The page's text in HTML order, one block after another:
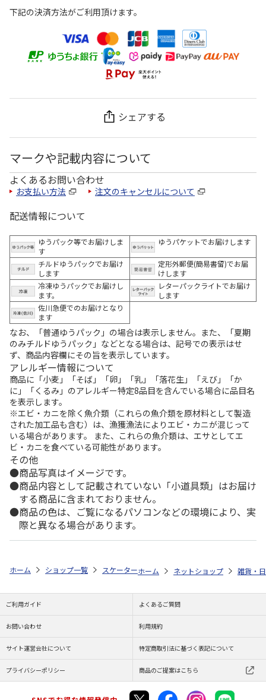
下記の決済方法がご利用頂けます。
シェアする
マークや記載内容について
よくあるお問い合わせ
お支払い方法 注文のキャンセルについて
配送情報について
ゆうパック等でお届けしま
す
ゆうパケットでお届けします
チルドゆうパックでお届け
します
定形外郵便(簡易書留)でお届
けします
冷凍ゆうパックでお届けし
ます。
レターパックライトでお届け
します
佐川急便でのお届けとなり
ます
なお、「普通ゆうパック」の場合は表示しません。また、「夏期
のみチルドゆうパック」などとなる場合は、記号での表示はせ
ず、商品内容欄にその旨を表示しています。
アレルギー情報について
商品に「小麦」「そば」「卵」「乳」「落花生」「えび」「か
に」「くるみ」のアレルギー特定8品目を含んでいる場合に品目名
を表示します。
※エビ・カニを除く魚介類（これらの魚介類を原材料として製造
された加工品も含む）は、漁獲漁法によりエビ・カニが混じって
いる場合があります。 また、これらの魚介類は、エサとしてエ
ビ・カニを食べている可能性があります。
その他
商品写真はイメージです。
商品内容として記載されていない「小道具類」はお届け
する商品に含まれておりません。
商品の色は、ご覧になるパソコンなどの環境により、実
際と異なる場合があります。
ホーム ショップ一覧 スケーター 超軽量マグボトル ステンレス
ホーム ネットショップ 雑貨・
ご利用ガイド よくあるご質問
お問い合わせ 利用規約
サイト運営会社について 特定商取引法に基づく表記について
プライバシーポリシー 商品のご提案はこちら